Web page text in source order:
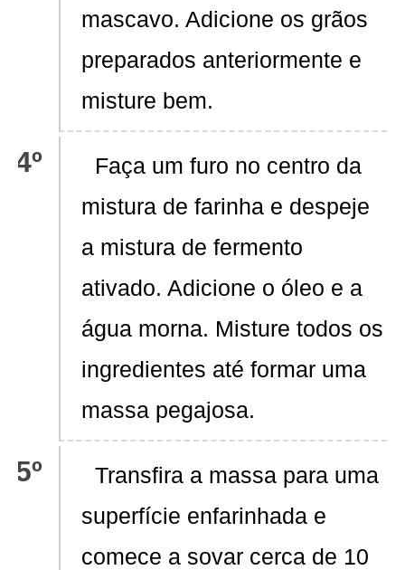
mascavo. Adicione os grãos
preparados anteriormente e
misture bem.
Faça um furo no centro da
mistura de farinha e despeje
a mistura de fermento
ativado. Adicione o óleo e a
água morna. Misture todos os
ingredientes até formar uma
massa pegajosa.
Transfira a massa para uma
superfície enfarinhada e
comece a sovar cerca de 10